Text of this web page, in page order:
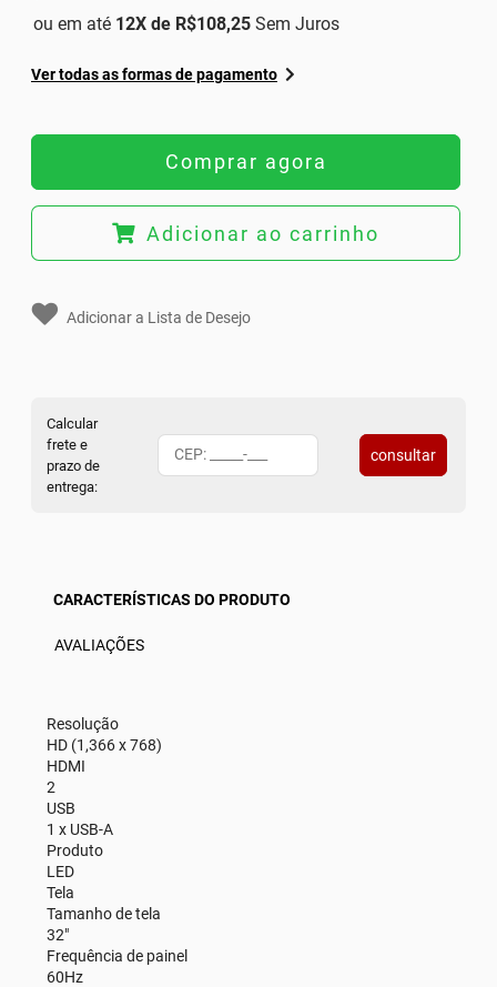
ou em até 12X de R$108,25 Sem Juros
Ver todas as formas de pagamento
Comprar agora
Adicionar ao carrinho
Adicionar a Lista de Desejo
Calcular
frete e
prazo de
entrega:
consultar
CARACTERÍSTICAS DO PRODUTO
AVALIAÇÕES
Resolução
HD (1,366 x 768)
HDMI
2
USB
1 x USB-A
Produto
LED
Tela
Tamanho de tela
32"
Frequência de painel
60Hz